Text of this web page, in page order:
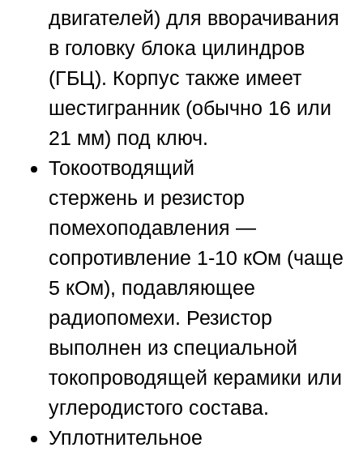
двигателей) для вворачивания
в головку блока цилиндров
(ГБЦ). Корпус также имеет
шестигранник (обычно 16 или
21 мм) под ключ.
Токоотводящий
стержень и резистор
помехоподавления —
сопротивление 1-10 кОм (чаще
5 кОм), подавляющее
радиопомехи. Резистор
выполнен из специальной
токопроводящей керамики или
углеродистого состава.
Уплотнительное